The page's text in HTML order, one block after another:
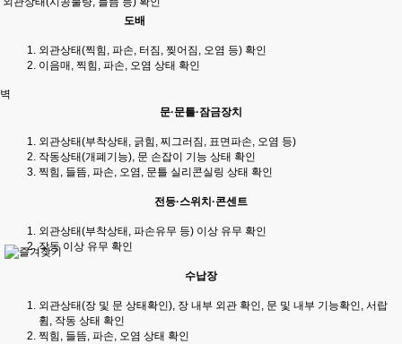
도배
외관상태(찍힘, 파손, 터짐, 찢어짐, 오염 등) 확인
이음매, 찍힘, 파손, 오염 상태 확인
벽
문·문틀·잠금장치
외관상태(부착상태, 긁힘, 찌그러짐, 표면파손, 오염 등)
작동상태(개폐기능), 문 손잡이 기능 상태 확인
찍힘, 들뜸, 파손, 오염, 문틀 실리콘실링 상태 확인
전등·스위치·콘센트
외관상태(부착상태, 파손유무 등) 이상 유무 확인
작동 이상 유무 확인
수납장
외관상태(장 및 문 상태확인), 장 내부 외관 확인, 문 및 내부 기능확인, 서랍
휨, 작동 상태 확인
찍힘, 들뜸, 파손, 오염 상태 확인